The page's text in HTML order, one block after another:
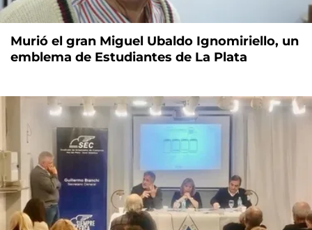
Murió el gran Miguel Ubaldo Ignomiriello, un
emblema de Estudiantes de La Plata